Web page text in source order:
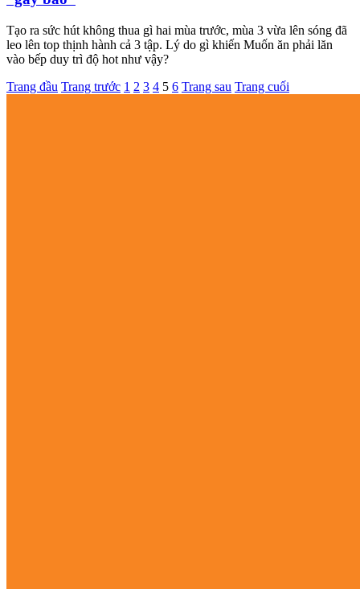
Tạo ra sức hút không thua gì hai mùa trước, mùa 3 vừa lên sóng đã
leo lên top thịnh hành cả 3 tập. Lý do gì khiến Muốn ăn phải lăn
vào bếp duy trì độ hot như vậy?
Trang đầu Trang trước 1 2 3 4 5 6 Trang sau Trang cuối